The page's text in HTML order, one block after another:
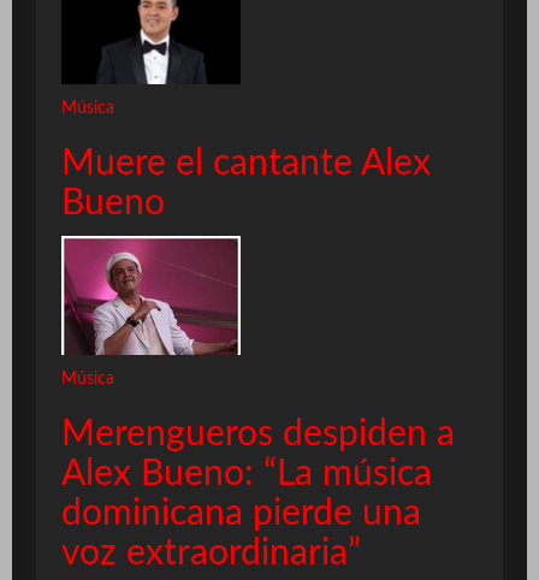
Música
Muere el cantante Alex
Bueno
Música
Merengueros despiden a
Alex Bueno: “La música
dominicana pierde una
voz extraordinaria”